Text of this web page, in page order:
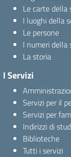
Le carte della
I luoghi della
Le persone
I numeri della
La storia
I Servizi
Servizi per il
Servizi per
Indirizzi di
Biblioteche
Tutti i servizi